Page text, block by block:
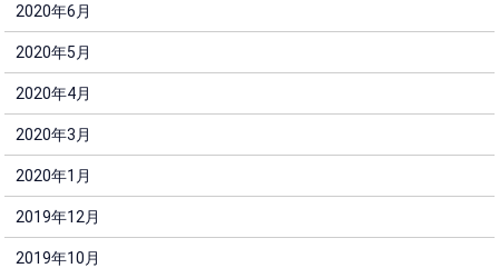
2020年6月
2020年5月
2020年4月
2020年3月
2020年1月
2019年12月
2019年10月